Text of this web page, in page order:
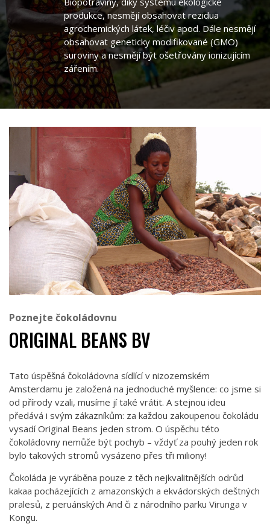
produkce, nesmějí obsahovat rezidua
agrochemických látek, léčiv apod. Dále nesmějí
obsahovat geneticky modifikované (GMO)
suroviny a nesmějí být ošetřovány ionizujícím
zářením.
Poznejte čokoládovnu
ORIGINAL BEANS BV
Tato úspěšná čokoládovna sídlící v nizozemském
Amsterdamu je založená na jednoduché myšlence: co jsme si
od přírody vzali, musíme jí také vrátit. A stejnou ideu
předává i svým zákazníkům: za každou zakoupenou čokoládu
vysadí Original Beans jeden strom. O úspěchu této
čokoládovny nemůže být pochyb – vždyť za pouhý jeden rok
bylo takových stromů vysázeno přes tři miliony!
Čokoláda je vyráběna pouze z těch nejkvalitnějších odrůd
kakaa pocházejících z amazonských a ekvádorských deštných
pralesů, z peruánských And či z národního parku Virunga v
Kongu.